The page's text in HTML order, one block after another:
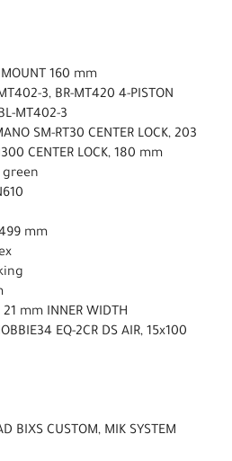
MOUNT 160 mm
3, BR-MT420 4-PISTON
MT402-3
SM-RT30 CENTER LOCK, 203
CENTER LOCK, 180 mm
mm
21 mm INNER WIDTH
EQ-2CR DS AIR, 15x100
BIXS CUSTOM, MIK SYSTEM